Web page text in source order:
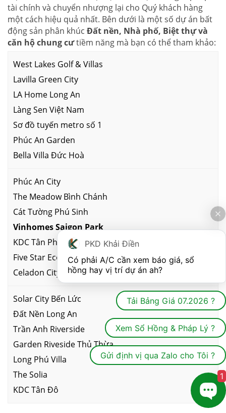
tài chính và chuyển nhượng lại cho Quý khách hàng
một cách hiệu quả nhất. Bên dưới là một số dự án bất
động sản phân khúc Đất nền, Nhà phố, Biệt thự và
căn hộ chung cưtiềm năng mà bạn có thể tham khảo:
West Lakes Golf & Villas
Lavilla Green City
LA Home Long An
Làng Sen Việt Nam
Sơ đồ tuyến metro số 1
Phúc An Garden
Bella Villa Đức Hoà
Phúc An City
The Meadow Bình Chánh
Cát Tường Phú Sinh
Vinhomes Saigon Park
KDC Tân Phú Trung
Five Star Eco City
Celadon City
Solar City Bến Lức
Đất Nền Long An
Trần Anh Riverside
Garden Riveside Thủ Thừa
Long Phú Villa
The Solia
KDC Tân Đô
PKD Khải Điền
Có phải A/C cần xem báo giá, sổ
hồng hay vị trí dự án ah?
Tải Bảng Giá 07.2026 ?
Xem Sổ Hồng & Pháp Lý ?
Gửi định vị qua Zalo cho Tôi ?
1